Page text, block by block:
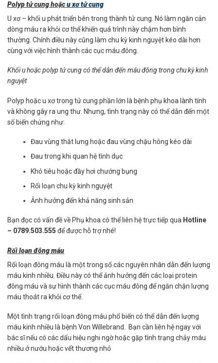
Polyp tử cung hoặcu xơ tử cung
U xơ – khối u phát triển bên trong thành tử cung. Nó làm ngăn cản
dòng máu ra khỏi cơ thể khiến quá trình này chậm hơn bình
thường. Chính điều này cũng làm chu kỳ kinh nguyệt kéo dài hơn
cùng với việc hình thành các cục máu đông.
Khối u hoặc polyp tử cung có thể dẫn đến máu đông trong chu kỳ kinh
nguyệt
Polyp hoặc u xơ trong tử cung phần lớn là bệnh phụ khoa lành tính
và không gây ra ung thư. Nhưng, tình trạng này có thể dẫn đến một
số biến chứng như:
Đau vùng thắt lưng hoặc đau vùng chậu hông kéo dài
Đau trong khi quan hệ tình dục
Khó tiêu hoặc đầy hơi chướng bụng
Rối loạn chu kỳ kinh nguyệt
Ảnh hưởng đến khả năng sinh sản
Bạn đọc có vấn đề về Phụ khoa có thể liên hệ trực tiếp qua Hotline
– 0789.503.555 để được hỗ trợ nhé!
Rối loạn đông máu
Rối loạn đông máu là một trong số các nguyên nhân dẫn đến lượng
máu kinh nhiều. Điều này có thể ảnh hưởng đến các loại protein
đông máu và sự hình thành các cục máu đông để ngăn chặn lượng
máu thoát ra khỏi cơ thể.
Một tình trạng rối loạn đông máu phổ biến có thể dẫn đến lượng
máu kinh nhiều là bệnh Von Willebrand. Bạn cần liên hệ ngay với
bác sĩ nếu có các dấu hiệu nghi ngờ hoặc gặp tình trạng chảy máu
nhiều ở nướu hoặc vết thương nhỏ